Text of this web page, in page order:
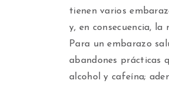
tienen varios
y, en consecuencia,
Para un embarazo
abandones prácticas
alcohol y cafeína;